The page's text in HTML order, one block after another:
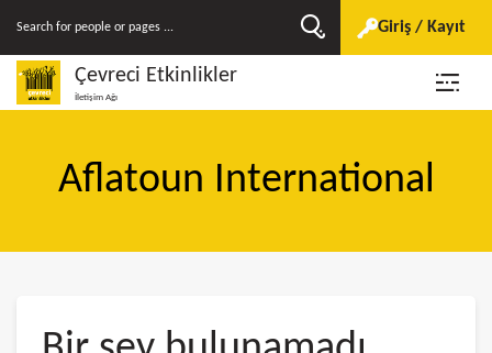
Giriş / Kayıt
Çevreci Etkinlikler
İletişim Ağı
Aflatoun International